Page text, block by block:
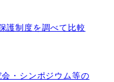
護制度を調べて比較
・シンポジウム等の